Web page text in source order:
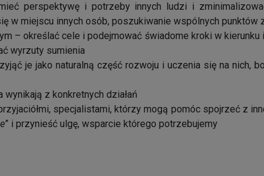
perspektywę i potrzeby innych ludzi i
w miejscu innych osób, poszukiwanie wspólnych punktów
– określać cele i podejmować świadome kroki w
wyrzuty sumienia
je jako naturalną część rozwoju i uczenia się na nich,
z konkretnych działań
specjalistami, którzy mogą pomóc spojrzeć z
” i przynieść ulgę, wsparcie którego potrzebujemy